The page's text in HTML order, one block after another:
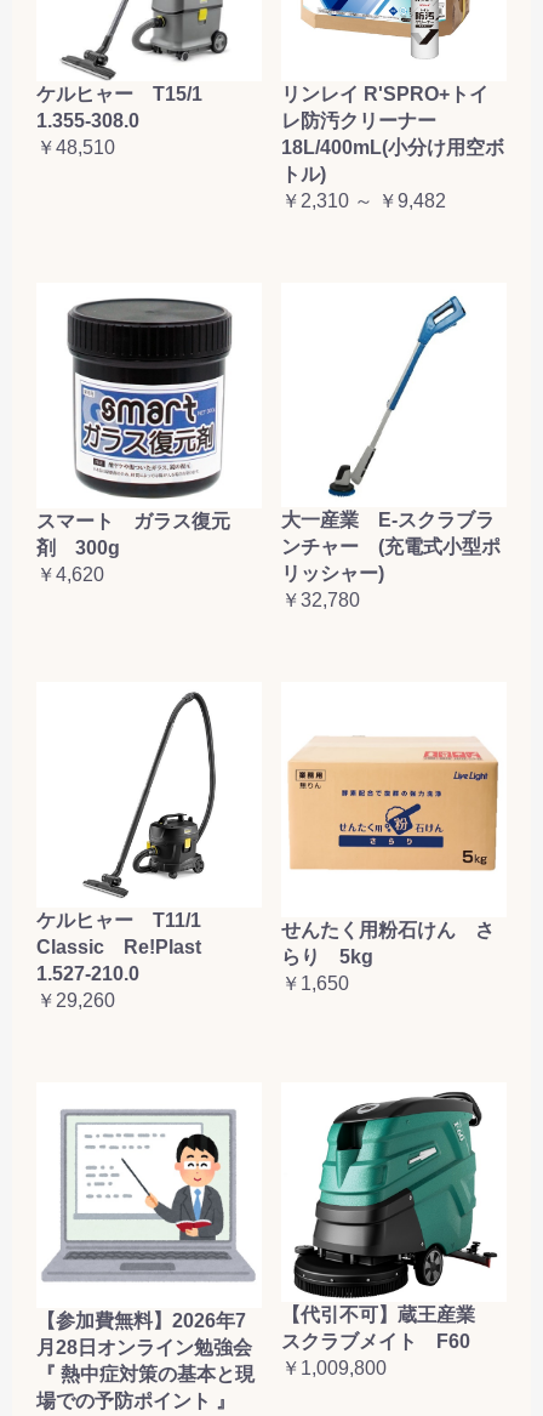
ケルヒャー T15/1
1.355-308.0
￥48,510
リンレイ R'SPRO+トイ
レ防汚クリーナー
18L/400mL(小分け用空ボ
トル)
￥2,310 ～ ￥9,482
スマート ガラス復元
剤 300g
￥4,620
大一産業 E-スクラブラ
ンチャー (充電式小型ポ
リッシャー)
￥32,780
ケルヒャー T11/1
Classic Re!Plast
1.527-210.0
￥29,260
せんたく用粉石けん さ
らり 5kg
￥1,650
【参加費無料】2026年7
月28日オンライン勉強会
『 熱中症対策の基本と現
場での予防ポイント 』
【代引不可】蔵王産業
スクラブメイト F60
￥1,009,800